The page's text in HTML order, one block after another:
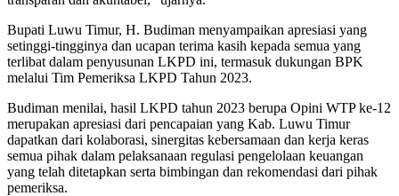
Bupati Luwu Timur, H. Budiman menyampaikan apresiasi yang
setinggi-tingginya dan ucapan terima kasih kepada semua yang
terlibat dalam penyusunan LKPD ini, termasuk dukungan BPK
melalui Tim Pemeriksa LKPD Tahun 2023.
Budiman menilai, hasil LKPD tahun 2023 berupa Opini WTP ke-12
merupakan apresiasi dari pencapaian yang Kab. Luwu Timur
dapatkan dari kolaborasi, sinergitas kebersamaan dan kerja keras
semua pihak dalam pelaksanaan regulasi pengelolaan keuangan
yang telah ditetapkan serta bimbingan dan rekomendasi dari pihak
pemeriksa.